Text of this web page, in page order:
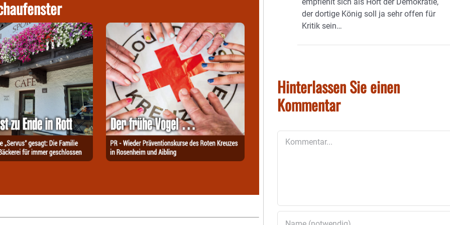
der dortige König soll ja sehr offen für
Kritik sein…
Hinterlassen Sie einen
Kommentar